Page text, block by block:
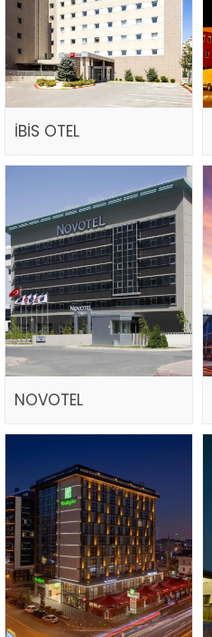
İBİS OTEL
NOVOTEL